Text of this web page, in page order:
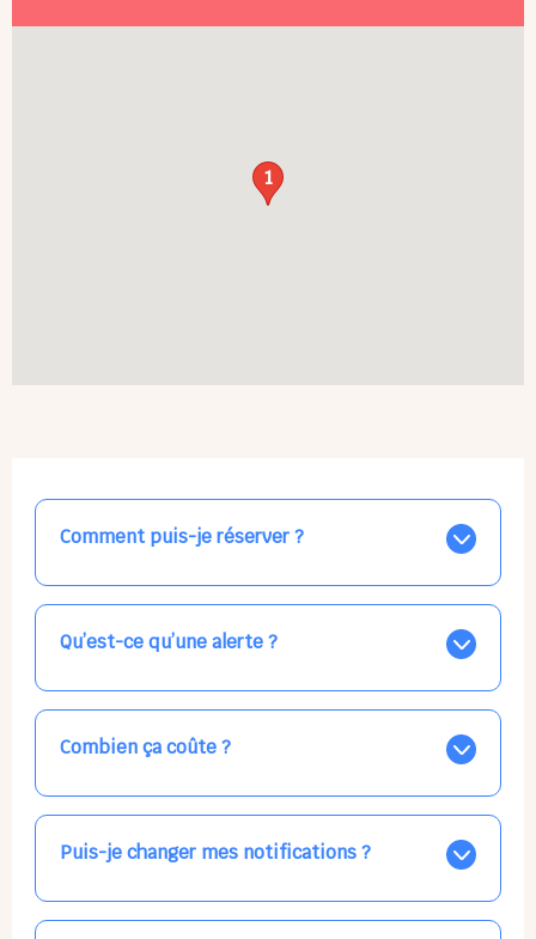
1
Comment puis-je réserver ?
Nos places libres au quotidien sont affichées jour par
jour dans le calendrier ci-dessus, EN BLEU. Tapez sur
celle qui vous intéresse, choisissez vos horaires, et la
confirmation est immédiate ! Vos accueils
Qu’est-ce qu’une alerte ?
Vous avez besoin d'une solution d'accueil pour une
date précise, ou pour un jour régulier dans la semaine,
mais les places disponibles EN BLEU ne correspondent
pas ? Créez une alerte ponctuelle ou récurrente, ainsi
Combien ça coûte ?
Votre accueil est normalement facturé par la direction
de la crèche, en fin de mois, selon votre taux horaire
habituel. N'hésitez pas à confirmer directement avec
l'équipe lors de la prochaine visite !
Puis-je changer mes notifications ?
Dans votre profil (bouton bleu en haut à droite), vous
pouvez choisir de recevoir les alertes et confirmations